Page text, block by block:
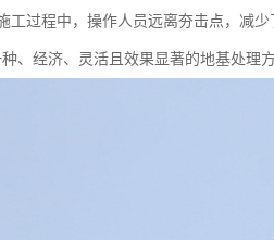
工过程中，操作人员远离夯击点，减少
、经济、灵活且效果显著的地基处理